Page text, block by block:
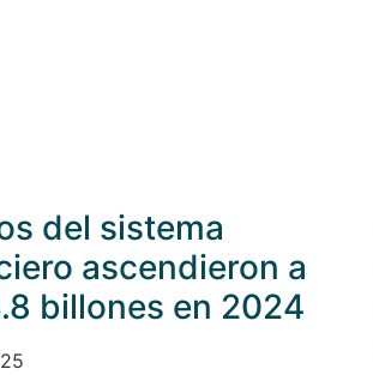
del sistema
ascendieron a
billones en 2024